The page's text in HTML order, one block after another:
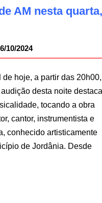
AM nesta quarta,
10/2024
hoje, a partir das 20h00,
desta noite destaca
tocando a obra
cantor, instrumentista e
conhecido artisticamente
de Jordânia. Desde